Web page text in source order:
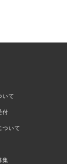
いて
付
ついて
集